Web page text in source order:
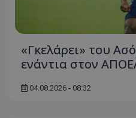
«Γκελάρει» του
ενάντια στον
04.08.2026 - 08:32